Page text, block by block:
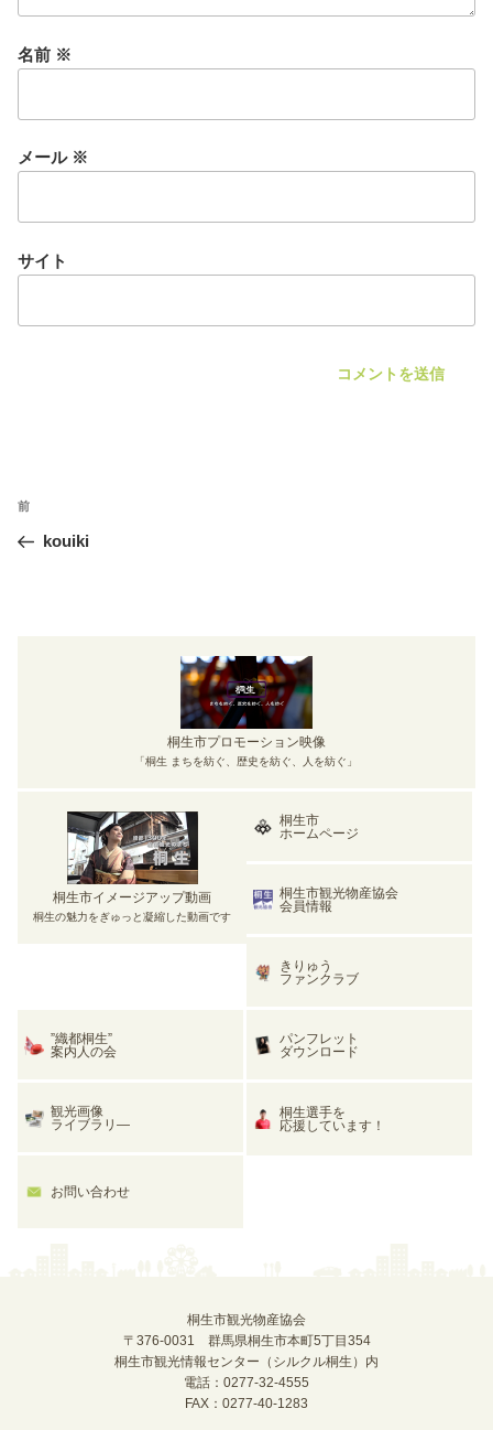
名前 ※
メール ※
サイト
投
ナ
前
の
前
kouiki
桐生市プロモーション映像
「桐生 まちを紡ぐ、歴史を紡ぐ、人を紡ぐ」
桐生市イメージアップ動画
桐生の魅力をぎゅっと凝縮した動画です
桐生市
ホームページ
桐生市観光物産協会
会員情報
きりゅう
ファンクラブ
”織都桐生”
案内人の会
パンフレット
ダウンロード
観光画像
ライブラリ―
桐生選手を
応援しています！
お問い合わせ
桐生市観光物産協会
〒376-0031 群馬県桐生市本町5丁目354
桐生市観光情報センター（シルクル桐生）内
電話：0277-32-4555
FAX：0277-40-1283